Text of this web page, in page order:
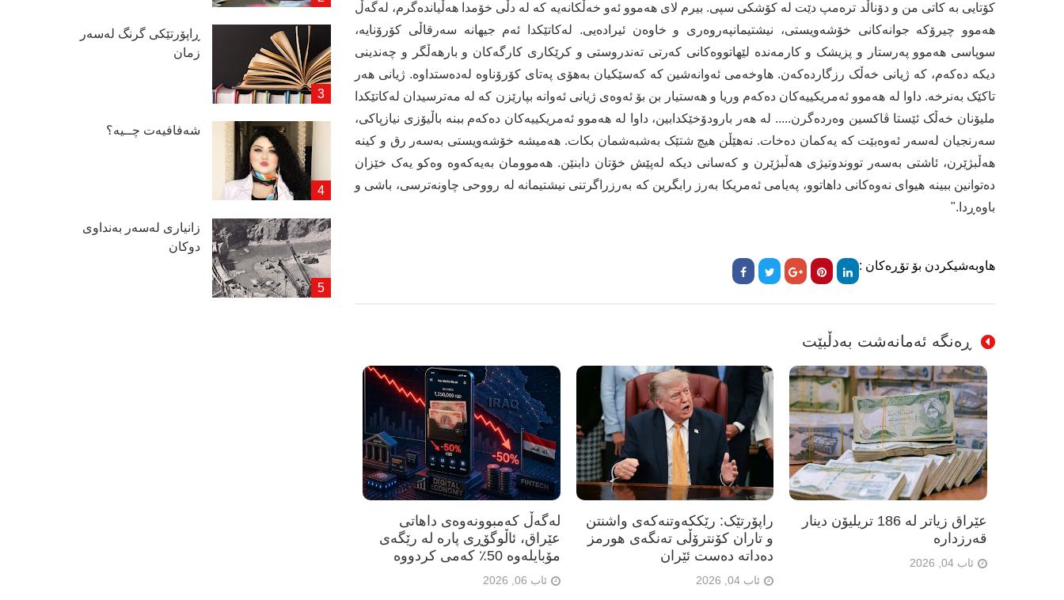
کۆتایی بە کاتی من و دۆناڵد ترەمپ دێت لە کۆشکی سپی. بیرم لای هەموو ئەو خەڵکانەیە کە لە دڵی خۆمدا هەڵیاندەگرم، لەگەڵ
هەموو چیرۆکە جوانەکانی خۆشەویستی، نیشتیمانپەروەری و خاوەن ئیرادەیی. لەکاتێکدا ئەم جیهانە سەرقاڵی کۆرۆنایە،
سوپاسی هەموو پەرستار و پزیشک و کارمەندە لێهاتووەکانی کەرتی تەندروستی و کرێکاری کارگەکان و بارهەڵگر و چەندینی
دیکە دەکەم، کە ژیانی خەڵک رزگاردەکەن. هاوخەمی ئەوانەشین کە کەسێکیان بەهۆی پەتای کۆرۆناوە لەدەستداوە. ژیانی هەر
تاکێک بەنرخە. داوا لە هەموو ئەمریکییەکان دەکەم وریا و هەستیار بن بۆ ئەوەی ژیانی ئەوانە بپارێزن کە لە مەترسیدان لەکاتێکدا
ملیۆنان خەڵک ئێستا ڤاکسین وەردەگرن..... لە هەر بارودۆخێکدابین، داوا لە هەموو ئەمریکییەکان دەکەم ببنە باڵیۆزی نیازپاکی،
سەرنجیان لەسەر ئەوەبێت کە یەکمان دەخات. نەهێڵن هیچ شتێک بەشبەشمان بکات. هەمیشە خۆشەویستی بەسەر رق و کینە
هەڵبژێرن، ئاشتی بەسەر تووندوتیژی هەڵبژێرن و کەسانی دیکە لەپێش خۆتان دابنێن. هەموومان بەیەکەوە وەکو یەک خێزان
دەتوانین ببینە هیوای نەوەکانی داهاتوو، پەیامی ئەمریکا بەرز رابگرین کە بەرزراگرتنی نیشتیمانە لە رووحی چاونەترسی، باشی و
باوەڕدا."
هاوبەشیکردن بۆ تۆڕەکان :
ڕەنگە ئەمانەشت بەدڵبێت
لەگەڵ کەمبوونەوەی داهاتی
عێراق، ئاڵوگۆڕی پارە لە رێگەی
مۆبایلەوە 50٪ کەمی کردووە
ئاب 06, 2026
راپۆرتێک: رێککەوتنەکەی واشنتن
و تاران کۆنترۆڵی تەنگەی هورمز
دەداتە دەست ئێران
ئاب 04, 2026
عێراق زیاتر لە 186 تریلیۆن دینار
قەرزدارە
ئاب 04, 2026
ڕاپۆرتێكی گرنگ لەسەر
زمان
شەفافیەت چــیە؟
زانیاری لەسەر بەنداوی
دوكان